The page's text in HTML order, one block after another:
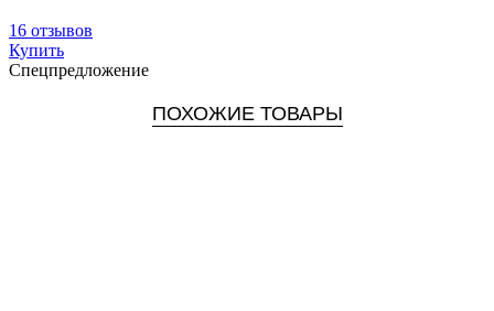
16 отзывов
Купить
Спецпредложение
ПОХОЖИЕ ТОВАРЫ